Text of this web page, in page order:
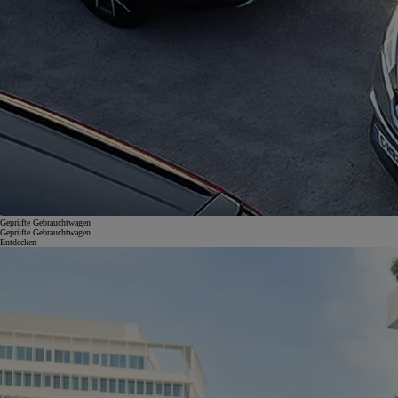
Geprüfte Gebrauchtwagen
Geprüfte Gebrauchtwagen
Entdecken